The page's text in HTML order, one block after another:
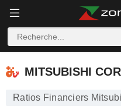
MITSUBISHI
Ratios Financiers